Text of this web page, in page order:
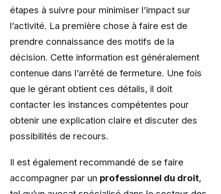
étapes à suivre pour minimiser l’impact sur
l’activité. La première chose à faire est de
prendre connaissance des motifs de la
décision. Cette information est généralement
contenue dans l’arrêté de fermeture. Une fois
que le gérant obtient ces détails, il doit
contacter les instances compétentes pour
obtenir une explication claire et discuter des
possibilités de recours.
Il est également recommandé de se faire
accompagner par un professionnel du droit,